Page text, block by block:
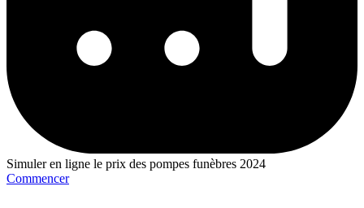
Simuler en ligne le prix des pompes funèbres 2024
Commencer